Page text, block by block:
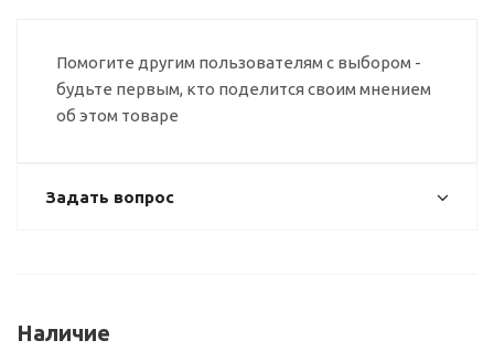
Помогите другим пользователям с выбором -
будьте первым, кто поделится своим мнением
об этом товаре
Задать вопрос
Наличие